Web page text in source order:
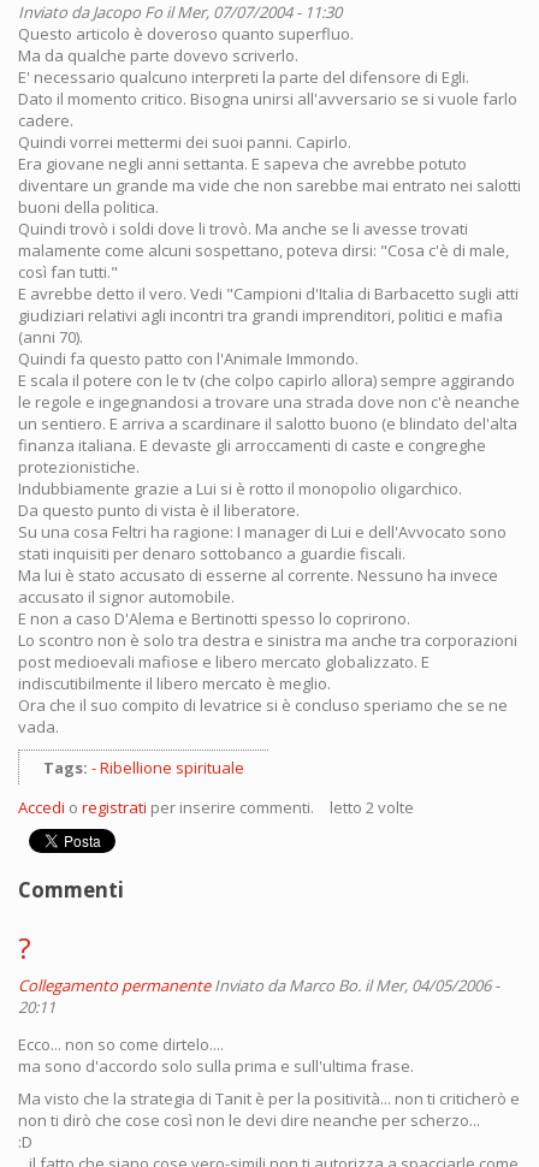
Inviato daJacopo Fo il Mer, 07/07/2004 - 11:30
Questo articolo è doveroso quanto superfluo.
Ma da qualche parte dovevo scriverlo.
E' necessario qualcuno interpreti la parte del difensore di Egli.
Dato il momento critico. Bisogna unirsi all'avversario se si vuole farlo
cadere.
Quindi vorrei mettermi dei suoi panni. Capirlo.
Era giovane negli anni settanta. E sapeva che avrebbe potuto
diventare un grande ma vide che non sarebbe mai entrato nei salotti
buoni della politica.
Quindi trovò i soldi dove li trovò. Ma anche se li avesse trovati
malamente come alcuni sospettano, poteva dirsi: "Cosa c'è di male,
così fan tutti."
E avrebbe detto il vero. Vedi "Campioni d'Italia di Barbacetto sugli atti
giudiziari relativi agli incontri tra grandi imprenditori, politici e mafia
(anni 70).
Quindi fa questo patto con l'Animale Immondo.
E scala il potere con le tv (che colpo capirlo allora) sempre aggirando
le regole e ingegnandosi a trovare una strada dove non c'è neanche
un sentiero. E arriva a scardinare il salotto buono (e blindato del'alta
finanza italiana. E devaste gli arroccamenti di caste e congreghe
protezionistiche.
Indubbiamente grazie a Lui si è rotto il monopolio oligarchico.
Da questo punto di vista è il liberatore.
Su una cosa Feltri ha ragione: I manager di Lui e dell'Avvocato sono
stati inquisiti per denaro sottobanco a guardie fiscali.
Ma lui è stato accusato di esserne al corrente. Nessuno ha invece
accusato il signor automobile.
E non a caso D'Alema e Bertinotti spesso lo coprirono.
Lo scontro non è solo tra destra e sinistra ma anche tra corporazioni
post medioevali mafiose e libero mercato globalizzato. E
indiscutibilmente il libero mercato è meglio.
Ora che il suo compito di levatrice si è concluso speriamo che se ne
vada.
Tags:
Ribellione spirituale
Accedi o registrati per inserire commenti. letto 2 volte
Commenti
?
Collegamento permanente Inviato daMarco Bo. il Mer, 04/05/2006 -
20:11
Ecco... non so come dirtelo....
ma sono d'accordo solo sulla prima e sull'ultima frase.
Ma visto che la strategia di Tanit è per la positività... non ti criticherò e
non ti dirò che cose così non le devi dire neanche per scherzo...
:D